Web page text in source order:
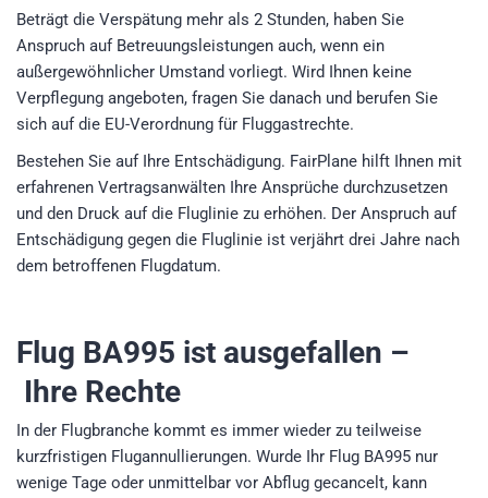
Beträgt die Verspätung mehr als 2 Stunden, haben Sie
Anspruch auf Betreuungsleistungen auch, wenn ein
außergewöhnlicher Umstand vorliegt. Wird Ihnen keine
Verpflegung angeboten, fragen Sie danach und berufen Sie
sich auf die EU-Verordnung für Fluggastrechte.
Bestehen Sie auf Ihre Entschädigung. FairPlane hilft Ihnen mit
erfahrenen Vertragsanwälten Ihre Ansprüche durchzusetzen
und den Druck auf die Fluglinie zu erhöhen. Der Anspruch auf
Entschädigung gegen die Fluglinie ist verjährt drei Jahre nach
dem betroffenen Flugdatum.
Flug BA995 ist ausgefallen –
Ihre Rechte
In der Flugbranche kommt es immer wieder zu teilweise
kurzfristigen Flugannullierungen. Wurde Ihr Flug BA995 nur
wenige Tage oder unmittelbar vor Abflug gecancelt, kann